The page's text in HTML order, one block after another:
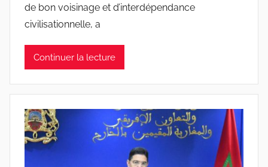
de bon voisinage et d’interdépendance
civilisationnelle, a
Continuer la lecture